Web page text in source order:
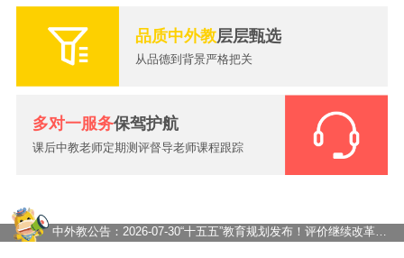
品质中外教层层甄选
从品德到背景严格把关
多对一服务保驾护航
课后中教老师定期测评督导老师课程跟踪
中外教公告：
2026-07-24
一对一外教课怎么选？大嘴外教高性价比外教提升英语口语
2026-08-07暑假英语别只顾刷题，真正决定开学成绩的，是这种坚持！
2026-07-30“十五五”教育规划发布！评价继续改革，靠刷题学英语的路越来越窄了